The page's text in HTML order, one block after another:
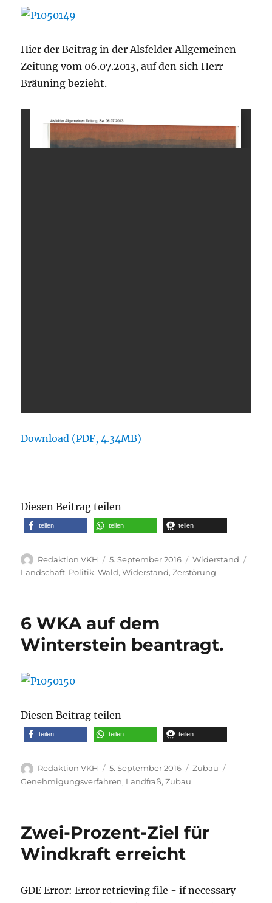
Hier der Beitrag in der Alsfelder Allgemeinen
Zeitung vom 06.07.2013, auf den sich Herr
Bräuning bezieht.
Download (PDF, 4.34MB)
Diesen Beitrag teilen
teilen teilen teilen
Autor
Redaktion VKH
Veröffentlicht
am
5. September 2016 Kategorien
Widerstand
Landschaft, Politik,Wald,Widerstand,Zerstörung
6 WKA auf dem
Winterstein beantragt.
Diesen Beitrag teilen
teilen teilen teilen
Autor
Redaktion VKH
Veröffentlicht
am
5. September 2016 Kategorien
Zubau
Genehmigungsverfahren, Landfraß,Zubau
Zwei-Prozent-Ziel für
Windkraft erreicht
GDE Error: Error retrieving file - if necessary